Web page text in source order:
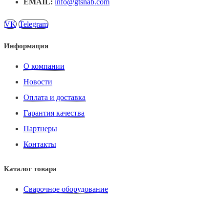
EMAIL: info@gtsnab.com
VK Telegram
Информация
О компании
Новости
Оплата и доставка
Гарантия качества
Партнеры
Контакты
Каталог товара
Сварочное оборудование